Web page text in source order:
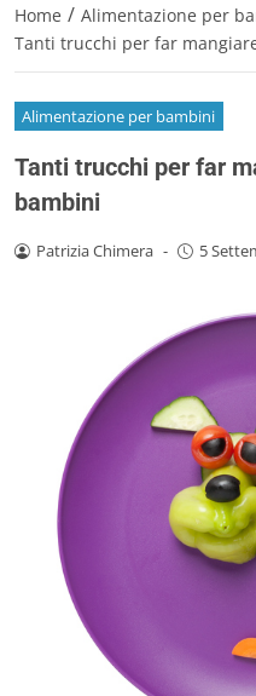
Home / Alimentazione per
Tanti trucchi per far
Alimentazione per bambini
Tanti trucchi per far
bambini
Patrizia Chimera - 5